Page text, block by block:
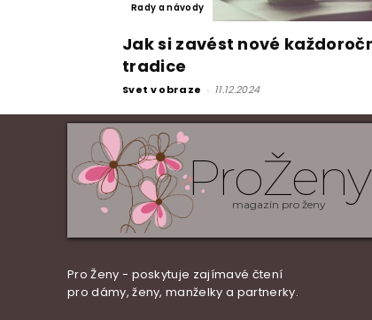
Rady a návody
Jak si zavést nové
tradice
Svet v obraze - 11.12.2024
ProŽeny
magazín pro ženy
Pro Ženy - poskytuje zajímavé čtení
pro dámy, ženy, manželky a partnerky.